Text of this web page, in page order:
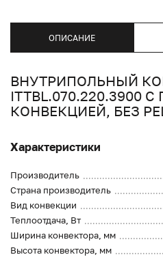
ОПИСАНИЕ
ВНУТРИПОЛЬНЫЙ
ITTBL.070.220.3900
КОНВЕКЦИЕЙ, БЕЗ
Характеристики
Производитель
Страна производитель
Вид конвекции
Теплоотдача, Вт
Ширина конвектора, мм
Высота конвектора, мм